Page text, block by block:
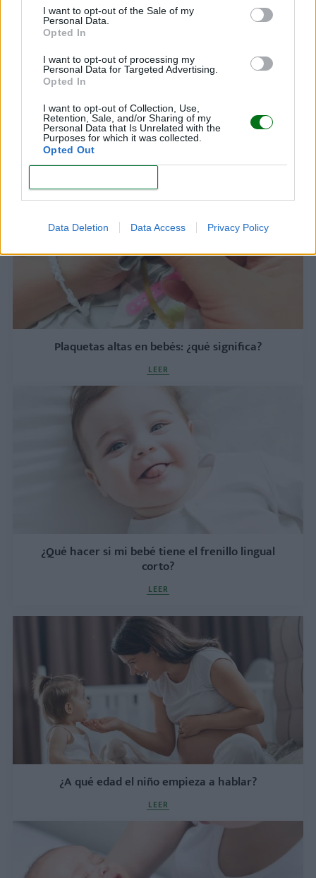
I want to opt-out of the Sale of my
Personal Data.
Opted In
I want to opt-out of processing my
Personal Data for Targeted Advertising.
Opted In
I want to opt-out of Collection, Use,
Retention, Sale, and/or Sharing of my
Personal Data that Is Unrelated with the
Purposes for which it was collected.
Opted Out
Data Deletion Data Access Privacy Policy
La piel del bebé, los productos que necesita
Plaquetas altas en bebés: ¿qué significa?
LEER
¿Qué hacer si mi bebé tiene el frenillo lingual
corto?
LEER
¿A qué edad el niño empieza a hablar?
LEER